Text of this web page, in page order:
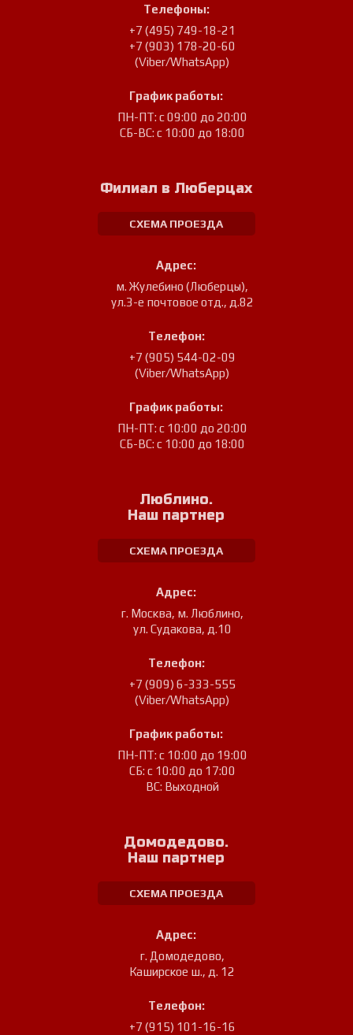
Телефоны:
+7 (495) 749-18-21
+7 (903) 178-20-60
(Viber/WhatsApp)
График работы:
ПН-ПТ: с 09:00 до 20:00
СБ-ВС: с 10:00 до 18:00
Филиал в Люберцах
СХЕМА ПРОЕЗДА
Адрес:
м. Жулебино (Люберцы),
ул.3-е почтовое отд., д.82
Телефон:
+7 (905) 544-02-09
(Viber/WhatsApp)
График работы:
ПН-ПТ: с 10:00 до 20:00
СБ-ВС: с 10:00 до 18:00
Люблино.
Наш партнер
СХЕМА ПРОЕЗДА
Адрес:
г. Москва, м. Люблино,
ул. Судакова, д.10
Телефон:
+7 (909) 6-333-555
(Viber/WhatsApp)
График работы:
ПН-ПТ: с 10:00 до 19:00
СБ: с 10:00 до 17:00
ВС: Выходной
Домодедово.
Наш партнер
СХЕМА ПРОЕЗДА
Адрес:
г. Домодедово,
Каширское ш., д. 12
Телефон:
+7 (915) 101-16-16